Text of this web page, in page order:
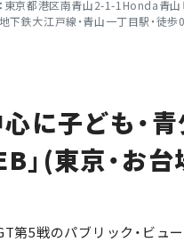
東京都港区南青山2-1-1Honda青山
下鉄大江戸線・青山一丁目駅・徒歩
に子ども・
」(東京・お台
5戦のパブリック・ビュ